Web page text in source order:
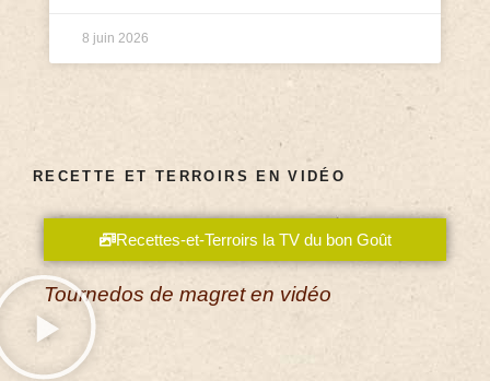
8 juin 2026
RECETTE ET TERROIRS EN VIDÉO
Recettes-et-Terroirs la TV du bon Goût
Tournedos de magret en vidéo